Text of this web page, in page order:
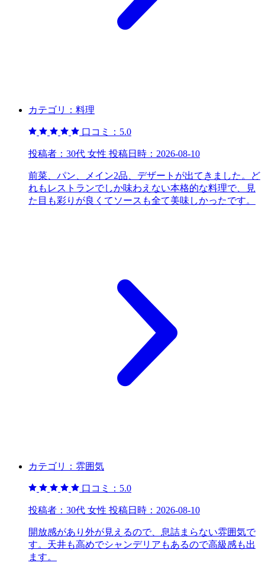
カテゴリ： 料理
口コミ： 5.0
投稿者： 30代 女性 投稿日時： 2026-08-10
前菜、パン、メイン2品、デザートが出てきました。ど
れもレストランでしか味わえない本格的な料理で、見
た目も彩りが良くてソースも全て美味しかったです。
カテゴリ： 雰囲気
口コミ： 5.0
投稿者： 30代 女性 投稿日時： 2026-08-10
開放感があり外が見えるので、息詰まらない雰囲気で
す。天井も高めでシャンデリアもあるので高級感も出
ます。